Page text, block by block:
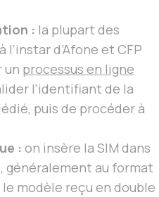
: la plupart des
d’Afone et CFP
un processus en ligne
l’identifiant de la
puis de procéder à
: on insère la SIM dans
généralement au format
modèle reçu en double